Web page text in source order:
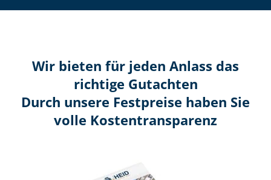
Wir bieten für jeden Anlass das
richtige Gutachten
Durch unsere Festpreise haben Sie
volle Kosten­transparenz